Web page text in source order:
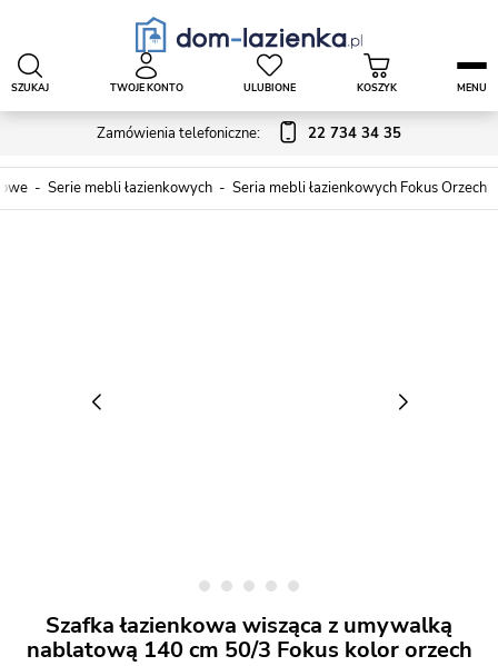
Zamówienia telefoniczne: 22 734 34 35
SZUKAJ TWOJE KONTO ULUBIONE KOSZYK MENU
Serie mebli łazienkowych Seria mebli łazienkowych Fokus Orzech
Szafka łazienkowa wisząca z umywalką
nablatową 140 cm 50/3 Fokus kolor orzech